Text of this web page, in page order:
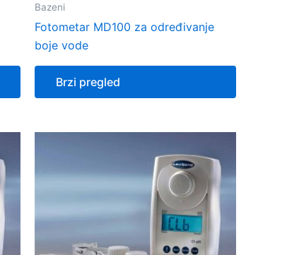
Bazeni
Fotometar MD100 za određivanje
boje vode
Brzi pregled